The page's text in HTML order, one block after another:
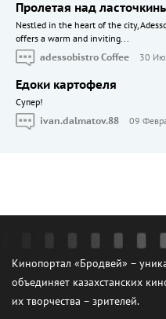
Пролетая над
Nestled in the heart of the city,
offers a warm and inviting...
adessobistro Coffee
30
Едоки картофеля
Cупер!
ivan.dalmatov.88
09
Кинопортал «Бродвей» –
объединяет казахстанских
их творчества – зрителей.